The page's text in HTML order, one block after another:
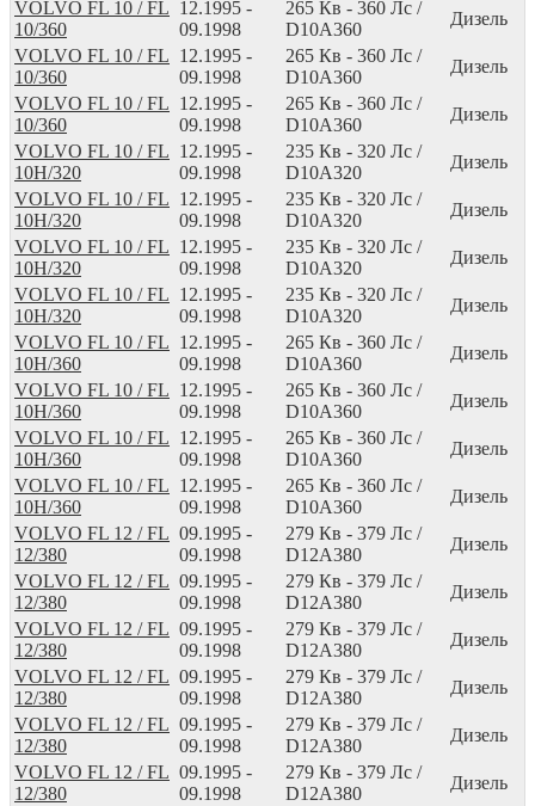
VOLVO FL 10 / FL
10/360
12.1995 -
09.1998
265 Кв - 360 Лс /
D10A360
Дизель
VOLVO FL 10 / FL
10/360
12.1995 -
09.1998
265 Кв - 360 Лс /
D10A360
Дизель
VOLVO FL 10 / FL
10/360
12.1995 -
09.1998
265 Кв - 360 Лс /
D10A360
Дизель
VOLVO FL 10 / FL
10H/320
12.1995 -
09.1998
235 Кв - 320 Лс /
D10A320
Дизель
VOLVO FL 10 / FL
10H/320
12.1995 -
09.1998
235 Кв - 320 Лс /
D10A320
Дизель
VOLVO FL 10 / FL
10H/320
12.1995 -
09.1998
235 Кв - 320 Лс /
D10A320
Дизель
VOLVO FL 10 / FL
10H/320
12.1995 -
09.1998
235 Кв - 320 Лс /
D10A320
Дизель
VOLVO FL 10 / FL
10H/360
12.1995 -
09.1998
265 Кв - 360 Лс /
D10A360
Дизель
VOLVO FL 10 / FL
10H/360
12.1995 -
09.1998
265 Кв - 360 Лс /
D10A360
Дизель
VOLVO FL 10 / FL
10H/360
12.1995 -
09.1998
265 Кв - 360 Лс /
D10A360
Дизель
VOLVO FL 10 / FL
10H/360
12.1995 -
09.1998
265 Кв - 360 Лс /
D10A360
Дизель
VOLVO FL 12 / FL
12/380
09.1995 -
09.1998
279 Кв - 379 Лс /
D12A380
Дизель
VOLVO FL 12 / FL
12/380
09.1995 -
09.1998
279 Кв - 379 Лс /
D12A380
Дизель
VOLVO FL 12 / FL
12/380
09.1995 -
09.1998
279 Кв - 379 Лс /
D12A380
Дизель
VOLVO FL 12 / FL
12/380
09.1995 -
09.1998
279 Кв - 379 Лс /
D12A380
Дизель
VOLVO FL 12 / FL
12/380
09.1995 -
09.1998
279 Кв - 379 Лс /
D12A380
Дизель
VOLVO FL 12 / FL
12/380
09.1995 -
09.1998
279 Кв - 379 Лс /
D12A380
Дизель